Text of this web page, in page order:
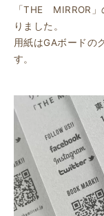
「THE MIRROR
りました。
用紙はGAボードの
す。